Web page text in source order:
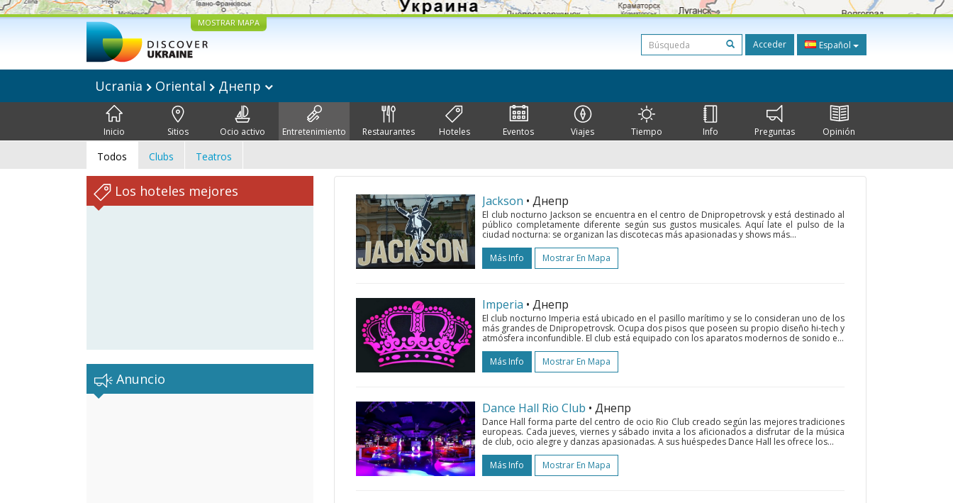
MOSTRAR MAPA
Acceder Español
Ucrania Oriental Днепр
Inicio Sitios Ocio activo Entretenimiento Restaurantes Hoteles Eventos Viajes Tiempo Info Preguntas Opinión
Todos Clubs Teatros
Los hoteles mejores
Anuncio
Jackson • Днепр
El club nocturno Jackson se encuentra en el centro de Dnipropetrovsk y está destinado al
público completamente diferente según sus gustos musicales. Aquí late el pulso de la
ciudad nocturna: se organizan las discotecas más apasionadas y shows más...
Más Info
Mostrar En Mapa
Imperia • Днепр
El club nocturno Imperia está ubicado en el pasillo marítimo y se lo consideran uno de los
más grandes de Dnipropetrovsk. Ocupa dos pisos que poseen su propio diseño hi-tech y
atmósfera inconfundible. El club está equipado con los aparatos modernos de sonido e...
Más Info
Mostrar En Mapa
Dance Hall Rio Club • Днепр
Dance Hall forma parte del centro de ocio Rio Club creado según las mejores tradiciones
europeas. Cada jueves, viernes y sábado invita a los aficionados a disfrutar de la música
de club, ocio alegre y danzas apasionadas. A sus huéspedes Dance Hall les ofrece los...
Más Info
Mostrar En Mapa